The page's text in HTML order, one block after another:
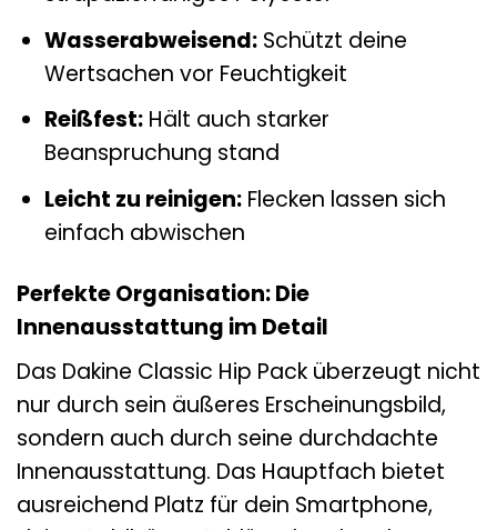
Wasserabweisend:Schützt deine
Wertsachen vor Feuchtigkeit
Reißfest:Hält auch starker
Beanspruchung stand
Leicht zu reinigen:Flecken lassen sich
einfach abwischen
Perfekte Organisation: Die
Innenausstattung im Detail
Das Dakine Classic Hip Pack überzeugt nicht
nur durch sein äußeres Erscheinungsbild,
sondern auch durch seine durchdachte
Innenausstattung. Das Hauptfach bietet
ausreichend Platz für dein Smartphone,